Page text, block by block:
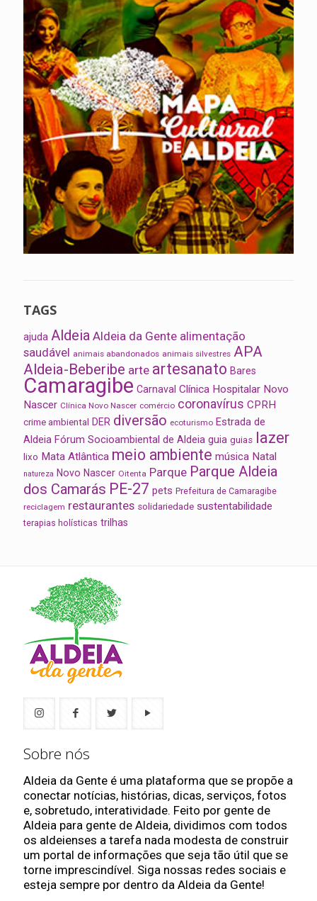
TAGS
ajuda Aldeia Aldeia da Gente alimentação
saudável animais abandonados animais silvestres APA
Aldeia-Beberibe arte artesanato Bares
Camaragibe Carnaval Clínica Hospitalar Novo
Nascer Clínica Novo Nascer comércio coronavírus CPRH
crime ambiental DER diversão ecoturismo Estrada de
Aldeia Fórum Socioambiental de Aldeia guia guias lazer
lixo Mata Atlântica meio ambiente música Natal
natureza Novo Nascer Oitenta Parque Parque Aldeia
dos Camarás PE-27 pets Prefeitura de Camaragibe
reciclagem restaurantes solidariedade sustentabilidade
terapias holísticas trilhas
Sobre nós
Aldeia da Gente é uma plataforma que se propõe a
conectar notícias, histórias, dicas, serviços, fotos
e, sobretudo, interatividade. Feito por gente de
Aldeia para gente de Aldeia, dividimos com todos
os aldeienses a tarefa nada modesta de construir
um portal de informações que seja tão útil que se
torne imprescindível. Siga nossas redes sociais e
esteja sempre por dentro da Aldeia da Gente!